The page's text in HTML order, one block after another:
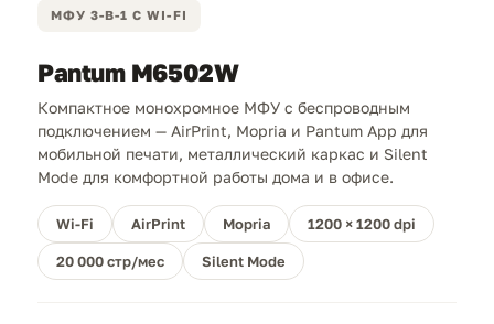
МФУ 3-В-1 С WI-FI
Pantum M6502W
Компактное монохромное МФУ с беспроводным
подключением — AirPrint, Mopria и Pantum App для
мобильной печати, металлический каркас и Silent
Mode для комфортной работы дома и в офисе.
Wi-Fi AirPrint Mopria 1200 × 1200 dpi
20 000 стр/мес Silent Mode